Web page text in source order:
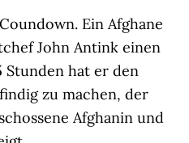
Ein Afghane
John Antink einen
Stunden hat er den
zu machen, der
Afghanin und